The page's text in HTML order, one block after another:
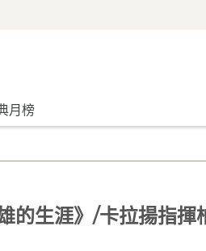
月榜
的生涯》/卡拉揚指揮